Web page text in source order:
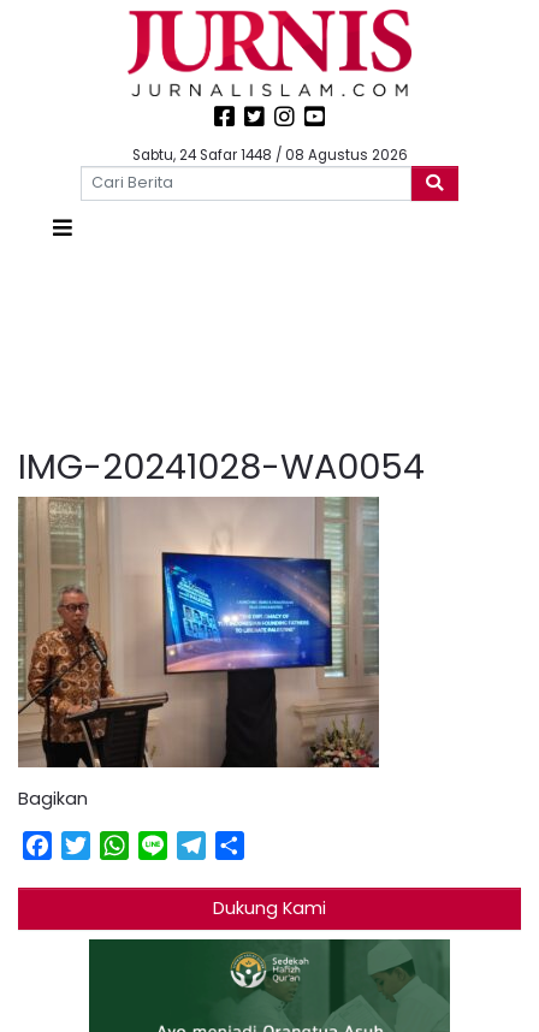
Sabtu, 24 Safar 1448 / 08 Agustus 2026
IMG-20241028-WA0054
Bagikan
Facebook
TwitterWhatsApp
Line Telegram
Dukung Kami